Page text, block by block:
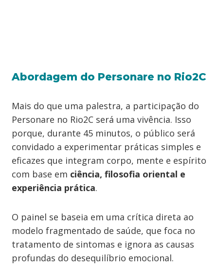
Abordagem do Personare no Rio2C
Mais do que uma palestra, a participação do
Personare no Rio2C será uma vivência. Isso
porque, durante 45 minutos, o público será
convidado a experimentar práticas simples e
eficazes que integram corpo, mente e espírito
com base em ciência, filosofia oriental e
experiência prática.
O painel se baseia em uma crítica direta ao
modelo fragmentado de saúde, que foca no
tratamento de sintomas e ignora as causas
profundas do desequilíbrio emocional.